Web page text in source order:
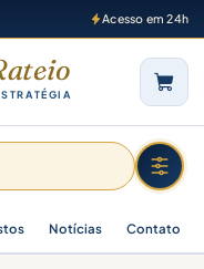
Acesso em 24h
Notícias Contato